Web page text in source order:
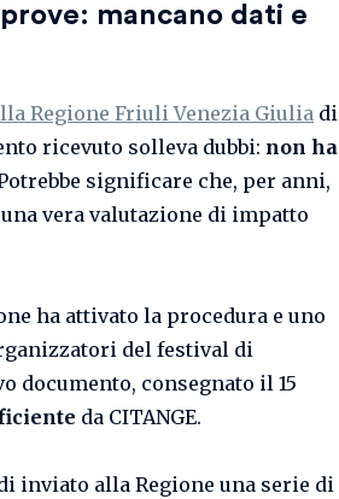
mancano dati e
Regione Friuli Venezia Giulia di
ricevuto solleva dubbi: non ha
significare che, per anni,
vera valutazione di impatto
ha attivato la procedura e uno
del festival di
documento, consegnato il 15
da CITANGE.
inviato alla Regione una serie di